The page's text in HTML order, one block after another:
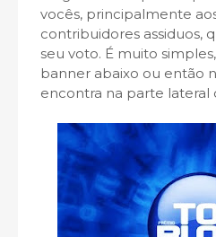
vocês, principalmente
contribuidores assiduos,
seu voto. É muito
banner abaixo ou então
encontra na parte lateral